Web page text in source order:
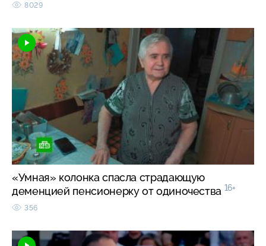
8029
«Умная» колонка спасла страдающую
деменцией пенсионерку от одиночества 16+
356